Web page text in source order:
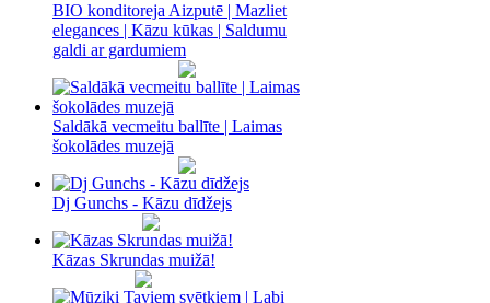
BIO konditoreja Aizputē | Mazliet
elegances | Kāzu kūkas | Saldumu
galdi ar gardumiem
Saldākā vecmeitu ballīte | Laimas
šokolādes muzejā
Dj Gunchs - Kāzu dīdžejs
Kāzas Skrundas muižā!